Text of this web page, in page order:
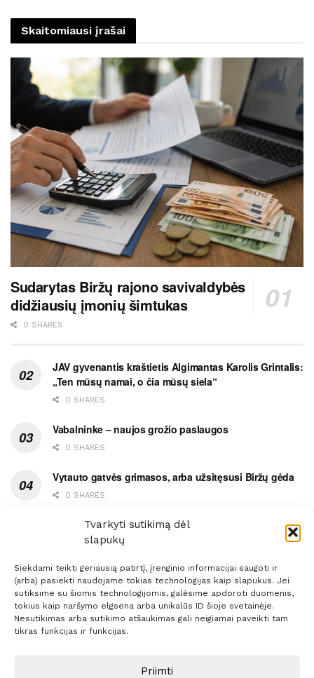
Tvarkyti sutikimą dėl
slapukų
Siekdami teikti geriausią patirtį, įrenginio informacijai saugoti ir
(arba) pasiekti naudojame tokias technologijas kaip slapukus. Jei
sutiksime su šiomis technologijomis, galėsime apdoroti duomenis,
tokius kaip naršymo elgsena arba unikalūs ID šioje svetainėje.
Nesutikimas arba sutikimo atšaukimas gali neigiamai paveikti tam
tikras funkcijas ir funkcijas.
Priimti
Skaitomiausi įrašai
Sudarytas Biržų rajono savivaldybės
didžiausių įmonių šimtukas
0 SHARES
JAV gyvenantis kraštietis Algimantas Karolis Grintalis:
„Ten mūsų namai, o čia mūsų siela“
0 SHARES
Vabalninke – naujos grožio paslaugos
0 SHARES
Vytauto gatvės grimasos, arba užsitęsusi Biržų gėda
0 SHARES
Pietų metas pažymėtas avarija
0 SHARES
Prenumerata Reklama
Sprendimas:ITBrolis